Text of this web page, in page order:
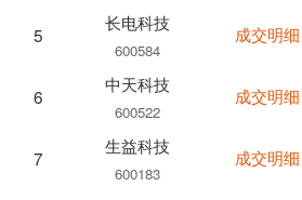
5
长电科技
600584
6
中天科技
600522
7
生益科技
600183
成交明细
成交明细
成交明细